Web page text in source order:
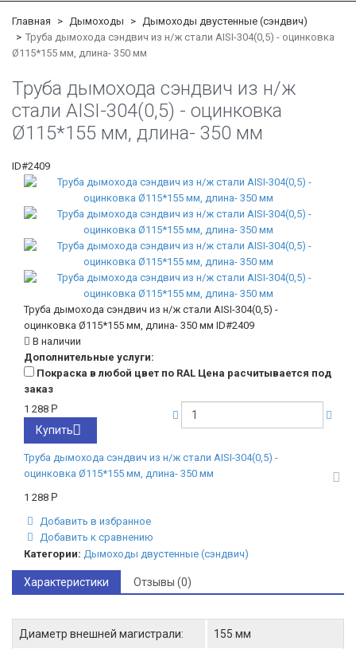
Главная Дымоходы
Дымоходы двустенные (сэндвич)
Труба дымохода сэндвич из н/ж стали AISI-304(0,5) - оцинковка
Ø115*155 мм, длина- 350 мм
Труба дымохода сэндвич из н/ж
стали AISI-304(0,5) - оцинковка
Ø115*155 мм, длина- 350 мм
ID#2409
Труба дымохода сэндвич из н/ж стали AISI-304(0,5) -
оцинковка Ø115*155 мм, длина- 350 мм ID#2409
В наличии
Дополнительные услуги:
Покраска в любой цвет по RAL Цена расчитывается под
заказ
1 288 Р
Купить
Труба дымохода сэндвич из н/ж стали AISI-304(0,5) -
оцинковка Ø115*155 мм, длина- 350 мм
1 288 Р
Добавить в избранное
Добавить к сравнению
Категории: Дымоходы двустенные (сэндвич)
Характеристики Отзывы (0)
Диаметр внешней магистрали: 155 мм